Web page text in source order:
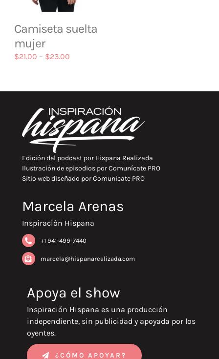
Camiseta suelta
mujer
$21.00 – $23.00
Edición del podcast porHispana Realizada
Ilustración de episodios porComunícate PRO
Sitio web diseñado porComunícate PRO
Marcela Arenas
Inspiración Hispana
+1 941-499-7440
marcela@hispanarealizada.com
Apoya el show
Inspiración Hispana es una producción
independiente, sin publicidad y apoyada por los
oyentes.
¿CÓMO APOYAR?